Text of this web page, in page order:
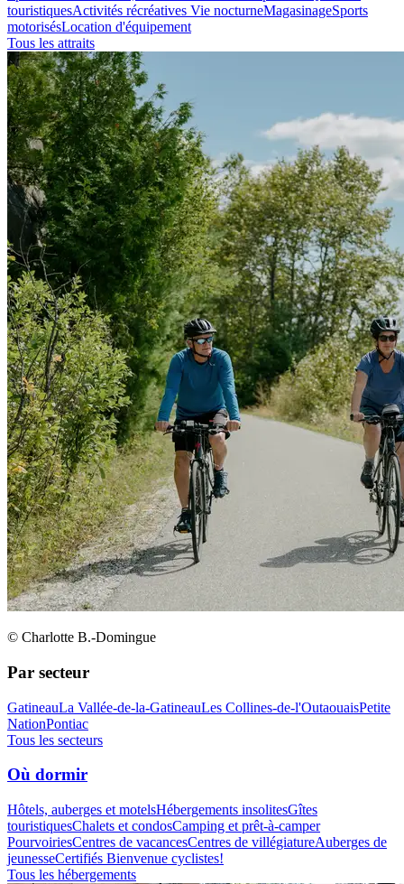
touristiquesActivités récréatives Vie nocturneMagasinageSports
motorisésLocation d'équipement
Tous les attraits
© Charlotte B.-Domingue
Par secteur
GatineauLa Vallée-de-la-GatineauLes Collines-de-l'OutaouaisPetite
NationPontiac
Tous les secteurs
Où dormir
Hôtels, auberges et motelsHébergements insolitesGîtes
touristiquesChalets et condosCamping et prêt-à-camper
PourvoiriesCentres de vacancesCentres de villégiatureAuberges de
jeunesseCertifiés Bienvenue cyclistes!
Tous les hébergements